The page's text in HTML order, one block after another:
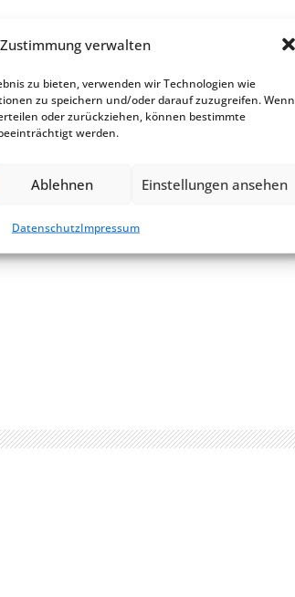
Zustimmung verwalten
zu bieten, verwenden wir Technologien wie
zu speichern und/oder darauf zuzugreifen. Wenn
oder zurückziehen, können bestimmte
werden.
Ablehnen Einstellungen ansehen
DatenschutzImpressum